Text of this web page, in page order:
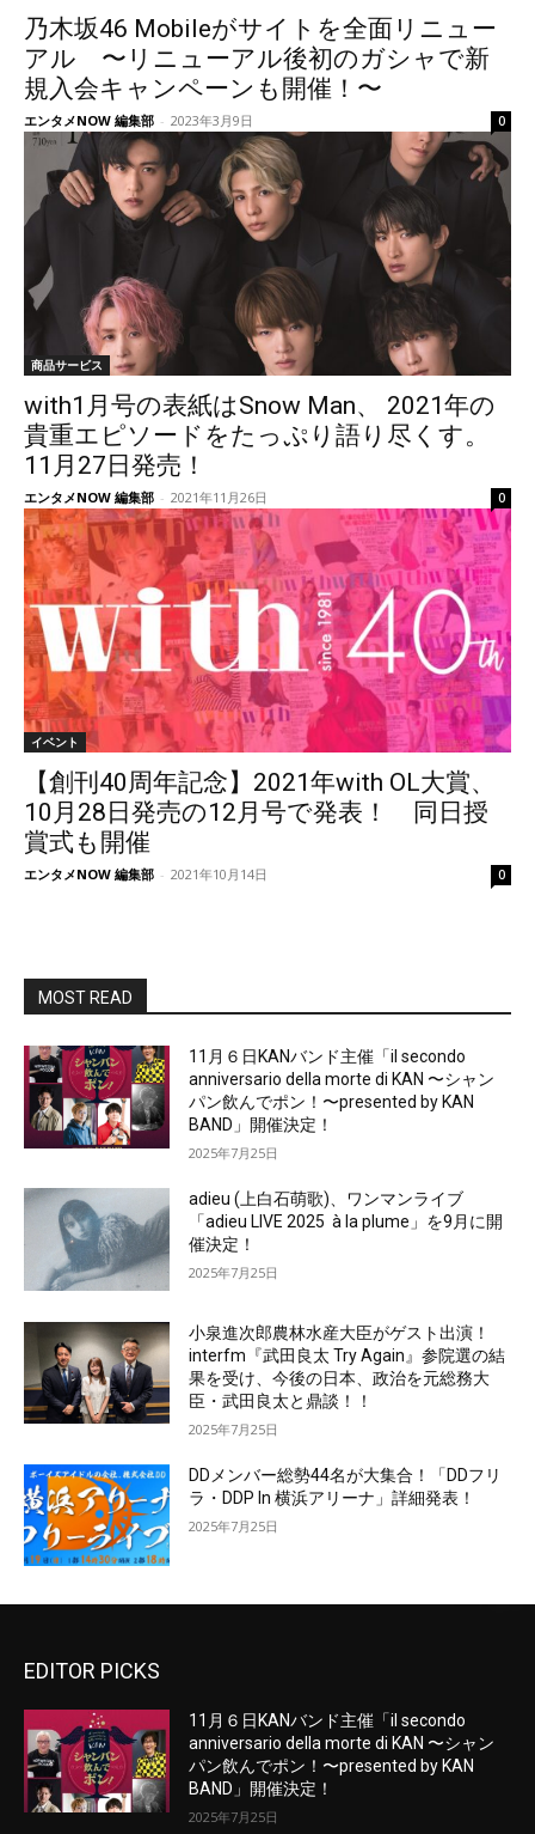
乃木坂46 Mobileがサイトを全面リニュー
アル 〜リニューアル後初のガシャで新
規入会キャンペーンも開催！〜
エンタメNOW 編集部 - 2023年3月9日 0
商品サービス
with1月号の表紙はSnow Man、 2021年の
貴重エピソードをたっぷり語り尽くす。
11月27日発売！
エンタメNOW 編集部 - 2021年11月26日 0
イベント
【創刊40周年記念】2021年with OL大賞、
10月28日発売の12月号で発表！ 同日授
賞式も開催
エンタメNOW 編集部 - 2021年10月14日 0
MOST READ
11月６日KANバンド主催「il secondo
anniversario della morte di KAN 〜シャン
パン飲んでポン！〜presented by KAN
BAND」開催決定！
2025年7月25日
adieu (上白石萌歌)、ワンマンライブ
「adieu LIVE 2025 à la plume」を9月に開
催決定！
2025年7月25日
小泉進次郎農林水産大臣がゲスト出演！
interfm『武田良太 Try Again』参院選の結
果を受け、今後の日本、政治を元総務大
臣・武田良太と鼎談！！
2025年7月25日
DDメンバー総勢44名が大集合！「DDフリ
ラ・DDP In 横浜アリーナ」詳細発表！
2025年7月25日
EDITOR PICKS
11月６日KANバンド主催「il secondo
anniversario della morte di KAN 〜シャン
パン飲んでポン！〜presented by KAN
BAND」開催決定！
2025年7月25日